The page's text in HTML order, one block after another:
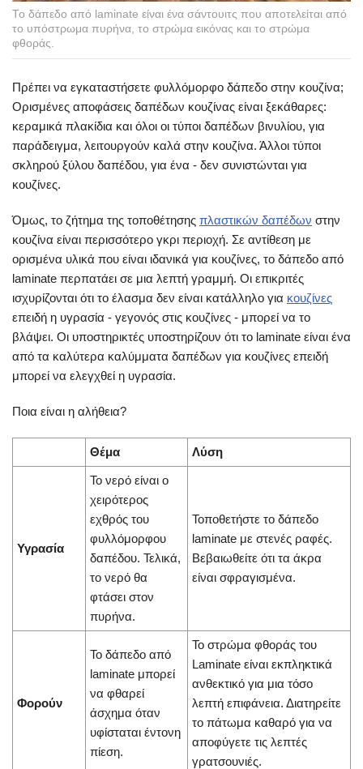
Το δάπεδο από laminate είναι ένα σάντουιτς που αποτελείται από
το υπόστρωμα πυρήνα, το στρώμα εικόνας και το στρώμα
φθοράς.
Πρέπει να εγκαταστήσετε φυλλόμορφο δάπεδο στην κουζίνα;
Ορισμένες αποφάσεις δαπέδων κουζίνας είναι ξεκάθαρες:
κεραμικά πλακίδια και όλοι οι τύποι δαπέδων βινυλίου, για
παράδειγμα, λειτουργούν καλά στην κουζίνα. Άλλοι τύποι
σκληρού ξύλου δαπέδου, για ένα - δεν συνιστώνται για
κουζίνες.
Όμως, το ζήτημα της τοποθέτησης πλαστικών δαπέδων στην
κουζίνα είναι περισσότερο γκρι περιοχή. Σε αντίθεση με
ορισμένα υλικά που είναι ιδανικά για κουζίνες, το δάπεδο από
laminate περπατάει σε μια λεπτή γραμμή. Οι επικριτές
ισχυρίζονται ότι το έλασμα δεν είναι κατάλληλο για κουζίνες
επειδή η υγρασία - γεγονός στις κουζίνες - μπορεί να το
βλάψει. Οι υποστηρικτές υποστηρίζουν ότι το laminate είναι ένα
από τα καλύτερα καλύμματα δαπέδων για κουζίνες επειδή
μπορεί να ελεγχθεί η υγρασία.
Ποια είναι η αλήθεια?
Θέμα Λύση
Υγρασία
Το νερό είναι ο
χειρότερος
εχθρός του
φυλλόμορφου
δαπέδου. Τελικά,
το νερό θα
φτάσει στον
πυρήνα.
Τοποθετήστε το δάπεδο
laminate με στενές ραφές.
Βεβαιωθείτε ότι τα άκρα
είναι σφραγισμένα.
Φορούν
Το δάπεδο από
laminate μπορεί
να φθαρεί
άσχημα όταν
υφίσταται έντονη
πίεση.
Το στρώμα φθοράς του
Laminate είναι εκπληκτικά
ανθεκτικό για μια τόσο
λεπτή επιφάνεια. Διατηρείτε
το πάτωμα καθαρό για να
αποφύγετε τις λεπτές
γρατσουνιές.